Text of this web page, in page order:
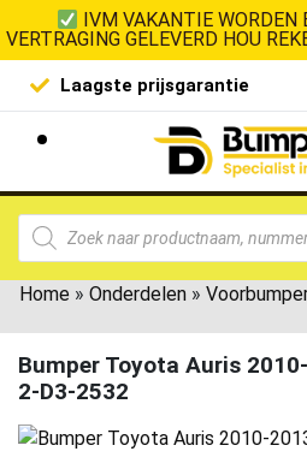
IVM VAKANTIE
VERTRAGING GELEVERD HOU
Laagste prijsgarantie
Home » Onderdelen »
Bumper Toyota Auris
2-D3-2532